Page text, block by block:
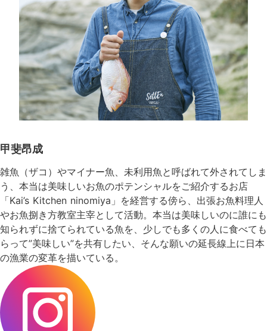
甲斐昂成
雑魚（ザコ）やマイナー魚、未利用魚と呼ばれて外されてしま
う、本当は美味しいお魚のポテンシャルをご紹介するお店
「Kai’s Kitchen ninomiya」を経営する傍ら、出張お魚料理人
やお魚捌き方教室主宰として活動。本当は美味しいのに誰にも
知られずに捨てられている魚を、少しでも多くの人に食べても
らって”美味しい”を共有したい、そんな願いの延長線上に日本
の漁業の変革を描いている。